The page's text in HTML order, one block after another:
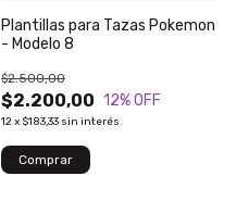
Plantillas para Tazas Pokemon
- Modelo 8
$2.200,00
$2.500,00
12% OFF
12x $183,33 sin interés